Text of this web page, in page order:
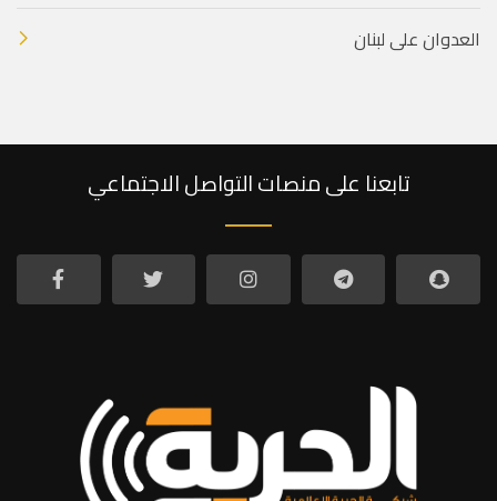
العدوان على لبنان
تابعنا على منصات التواصل الاجتماعي